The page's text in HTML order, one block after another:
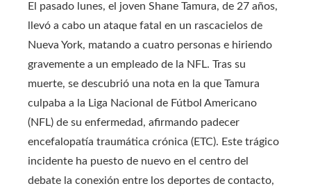
El pasado lunes, el joven Shane Tamura, de 27 años,
llevó a cabo un ataque fatal en un rascacielos de
Nueva York, matando a cuatro personas e hiriendo
gravemente a un empleado de la NFL. Tras su
muerte, se descubrió una nota en la que Tamura
culpaba a la Liga Nacional de Fútbol Americano
(NFL) de su enfermedad, afirmando padecer
encefalopatía traumática crónica (ETC). Este trágico
incidente ha puesto de nuevo en el centro del
debate la conexión entre los deportes de contacto,